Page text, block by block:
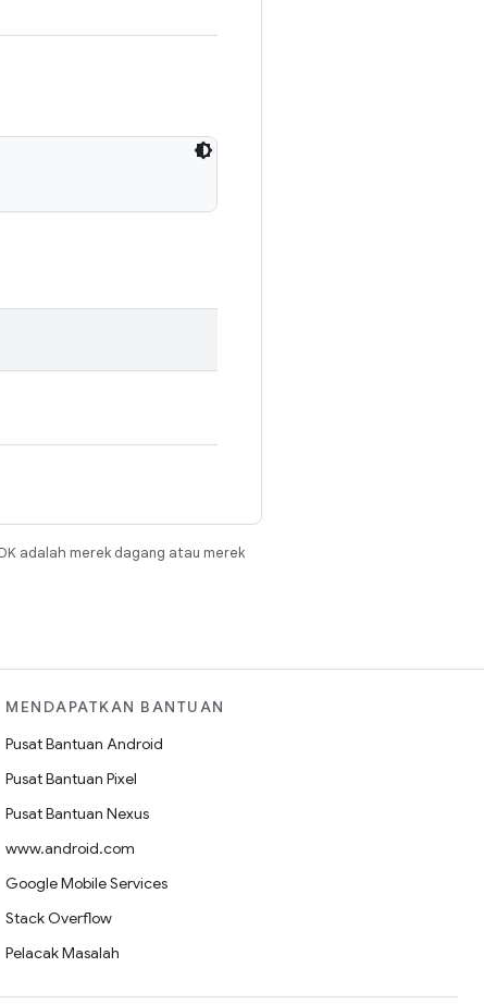
adalah merek dagang atau merek
MENDAPATKAN BANTUAN
Pusat Bantuan Android
Pusat Bantuan Pixel
Pusat Bantuan Nexus
www.android.com
Google Mobile Services
Stack Overflow
Pelacak Masalah